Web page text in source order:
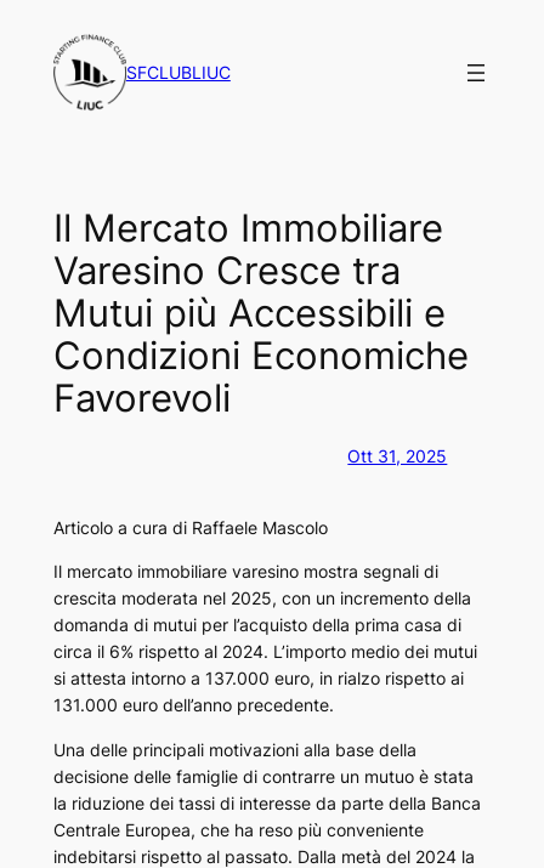
contenuto
SFCLUBLIUC
Il Mercato Immobiliare
Varesino Cresce tra
Mutui più Accessibili e
Condizioni Economiche
Favorevoli
Ott 31, 2025
Articolo a cura di Raffaele Mascolo
Il mercato immobiliare varesino mostra segnali di
crescita moderata nel 2025, con un incremento della
domanda di mutui per l’acquisto della prima casa di
circa il 6% rispetto al 2024. L’importo medio dei mutui
si attesta intorno a 137.000 euro, in rialzo rispetto ai
131.000 euro dell’anno precedente.
Una delle principali motivazioni alla base della
decisione delle famiglie di contrarre un mutuo è stata
la riduzione dei tassi di interesse da parte della Banca
Centrale Europea, che ha reso più conveniente
indebitarsi rispetto al passato. Dalla metà del 2024 la